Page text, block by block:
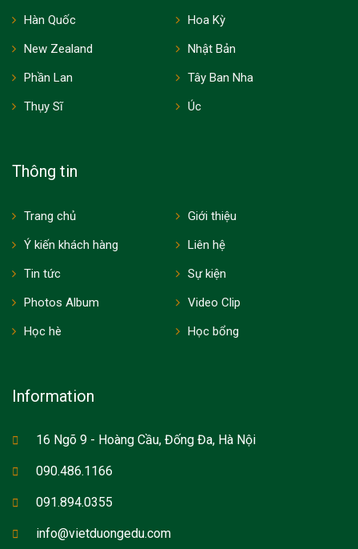
Hàn Quốc
Hoa Kỳ
New Zealand
Nhật Bản
Phần Lan
Tây Ban Nha
Thụy Sĩ
Úc
Thông tin
Trang chủ
Giới thiệu
Ý kiến khách hàng
Liên hệ
Tin tức
Sự kiện
Photos Album
Video Clip
Học hè
Học bổng
Information
16 Ngõ 9 - Hoàng Cầu, Đống Đa, Hà Nội
090.486.1166
091.894.0355
info@vietduongedu.com